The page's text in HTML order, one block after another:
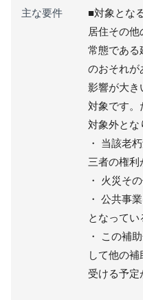
主な要件
■対象とな
居住その
常態である
のおそれが
影響が大き
対象です。
対象外とな
・ 当該老
三者の権利
・ 火災そ
・ 公共事
となってい
・ この補
して他の
受ける予定